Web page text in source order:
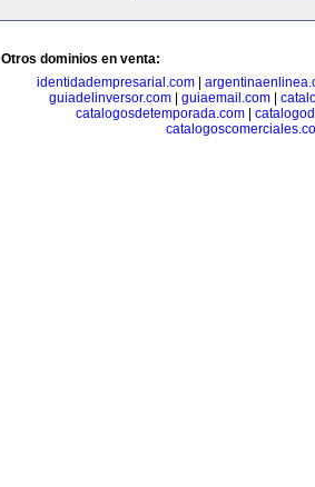
Otros dominios en venta:
identidadempresarial.com
guiadelinversor.com| guiaemail.com|
catalogosdetemporada.com|